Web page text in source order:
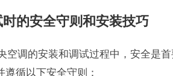
的安全守则和安装技巧
空调的安装和调试过程中，安全是
遵循以下安全守则：